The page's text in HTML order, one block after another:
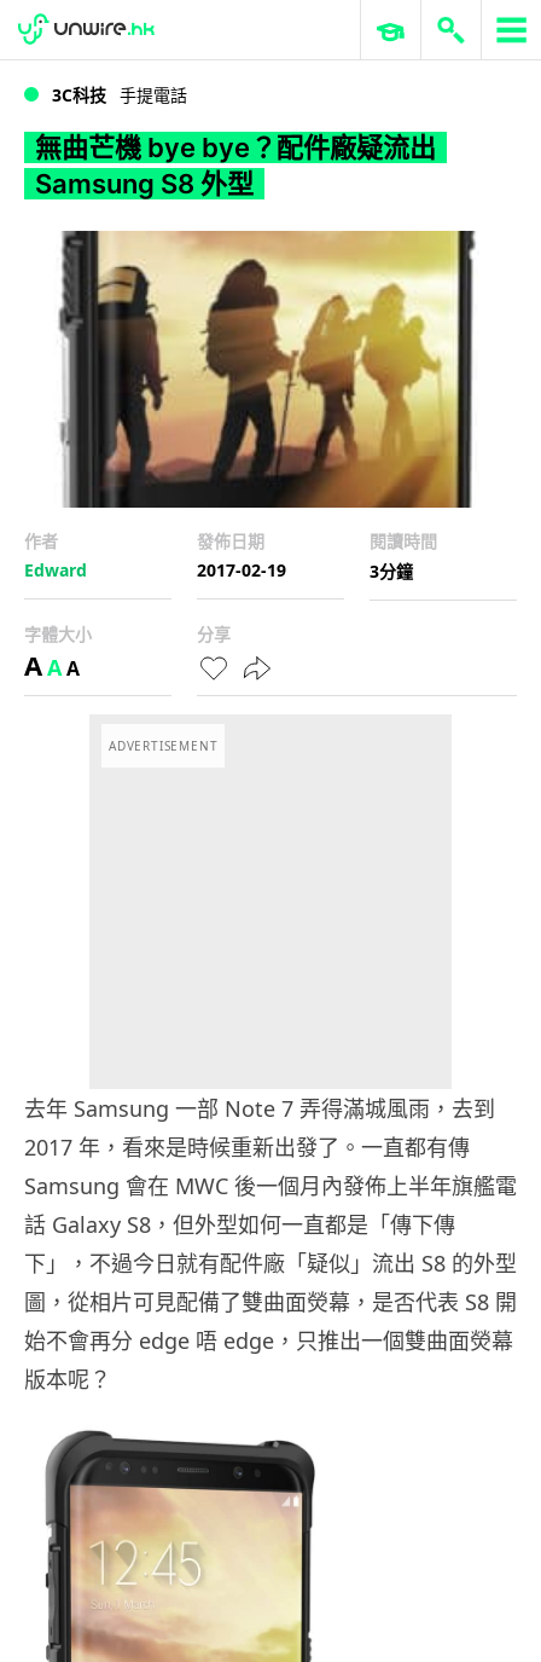
WWDC 2026 ERP 與商業 AI
3C科技 手提電話
無曲芒機 bye bye？配件廠疑流出
Samsung S8 外型
作者
Edward
發佈日期
2017-02-19
閱讀時間
3分鐘
字體大小
AAA
分享
ADVERTISEMENT
去年 Samsung 一部 Note 7 弄得滿城風雨，去到
2017 年，看來是時候重新出發了。一直都有傳
Samsung 會在 MWC 後一個月內發佈上半年旗艦電
話 Galaxy S8，但外型如何一直都是「傳下傳
下」，不過今日就有配件廠「疑似」流出 S8 的外型
圖，從相片可見配備了雙曲面熒幕，是否代表 S8 開
始不會再分 edge 唔 edge，只推出一個雙曲面熒幕
版本呢？